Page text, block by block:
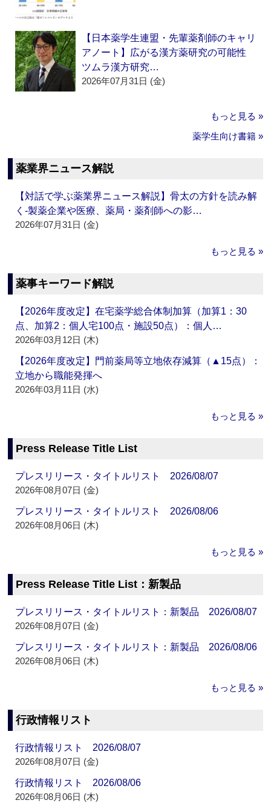
【日本薬学生連盟・先輩薬剤師のキャリ
アノート】広がる漢方薬研究の可能性
ツムラ漢方研究…
2026年07月31日 (金)
もっと見る »
薬学生向け書籍 »
薬業界ニュース解説
【対話で学ぶ薬業界ニュース解説】骨太の方針を読み解
く‐製薬企業や医療、薬局・薬剤師への影…
2026年07月31日 (金)
もっと見る »
薬事キーワード解説
【2026年度改定】在宅薬学総合体制加算（加算1：30
点、加算2：個人宅100点・施設50点）：個人…
2026年03月12日 (木)
【2026年度改定】門前薬局等立地依存減算（▲15点）：
立地から職能発揮へ
2026年03月11日 (水)
もっと見る »
Press Release Title List
プレスリリース・タイトルリスト 2026/08/07
2026年08月07日 (金)
プレスリリース・タイトルリスト 2026/08/06
2026年08月06日 (木)
もっと見る »
Press Release Title List：新製品
プレスリリース・タイトルリスト：新製品 2026/08/07
2026年08月07日 (金)
プレスリリース・タイトルリスト：新製品 2026/08/06
2026年08月06日 (木)
もっと見る »
行政情報リスト
行政情報リスト 2026/08/07
2026年08月07日 (金)
行政情報リスト 2026/08/06
2026年08月06日 (木)